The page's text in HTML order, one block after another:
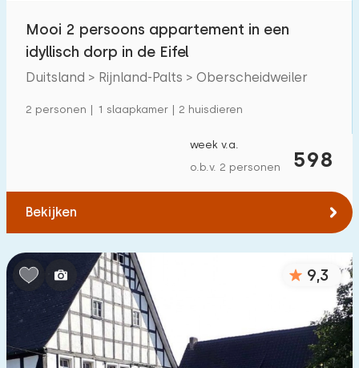
Mooi 2 persoons appartement in een
idyllisch dorp in de Eifel
Duitsland > Rijnland-Palts > Oberscheidweiler
2 personen | 1 slaapkamer | 2 huisdieren
598
week v.a.
o.b.v. 2 personen
Bekijken
9,3